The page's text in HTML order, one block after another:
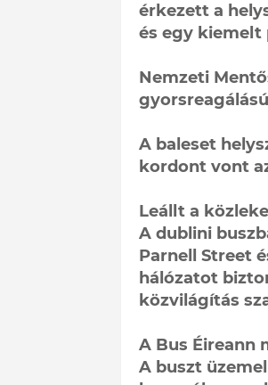
érkezett a
és egy kiemelt
Nemzeti
A baleset
kordont vont
Leállt a
A dublini
Parnell Street
hálózatot
közvilágítás
A Bus Éireann
A buszt